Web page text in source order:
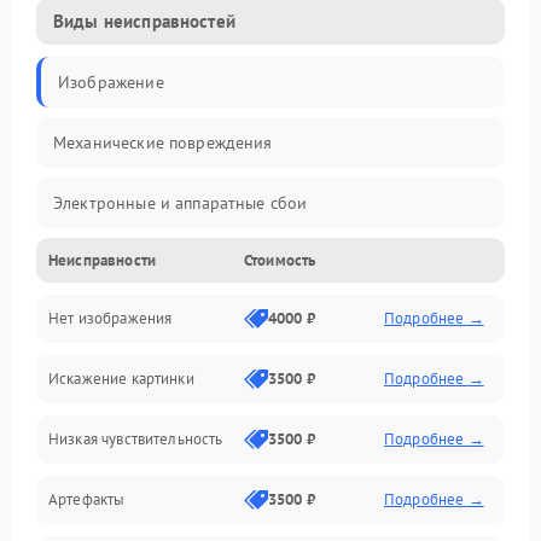
Виды неисправностей
Изображение
Механические повреждения
Электронные и аппаратные сбои
Неисправности сенсора и оптики
Программные ошибки
Электропитание
Измерения
Матрица
Неисправности Стоимость
Нет изображения 4000 ₽ Подробнее →
Искажение картинки 3500 ₽ Подробнее →
Низкая чувствительность 3500 ₽ Подробнее →
Артефакты 3500 ₽ Подробнее →